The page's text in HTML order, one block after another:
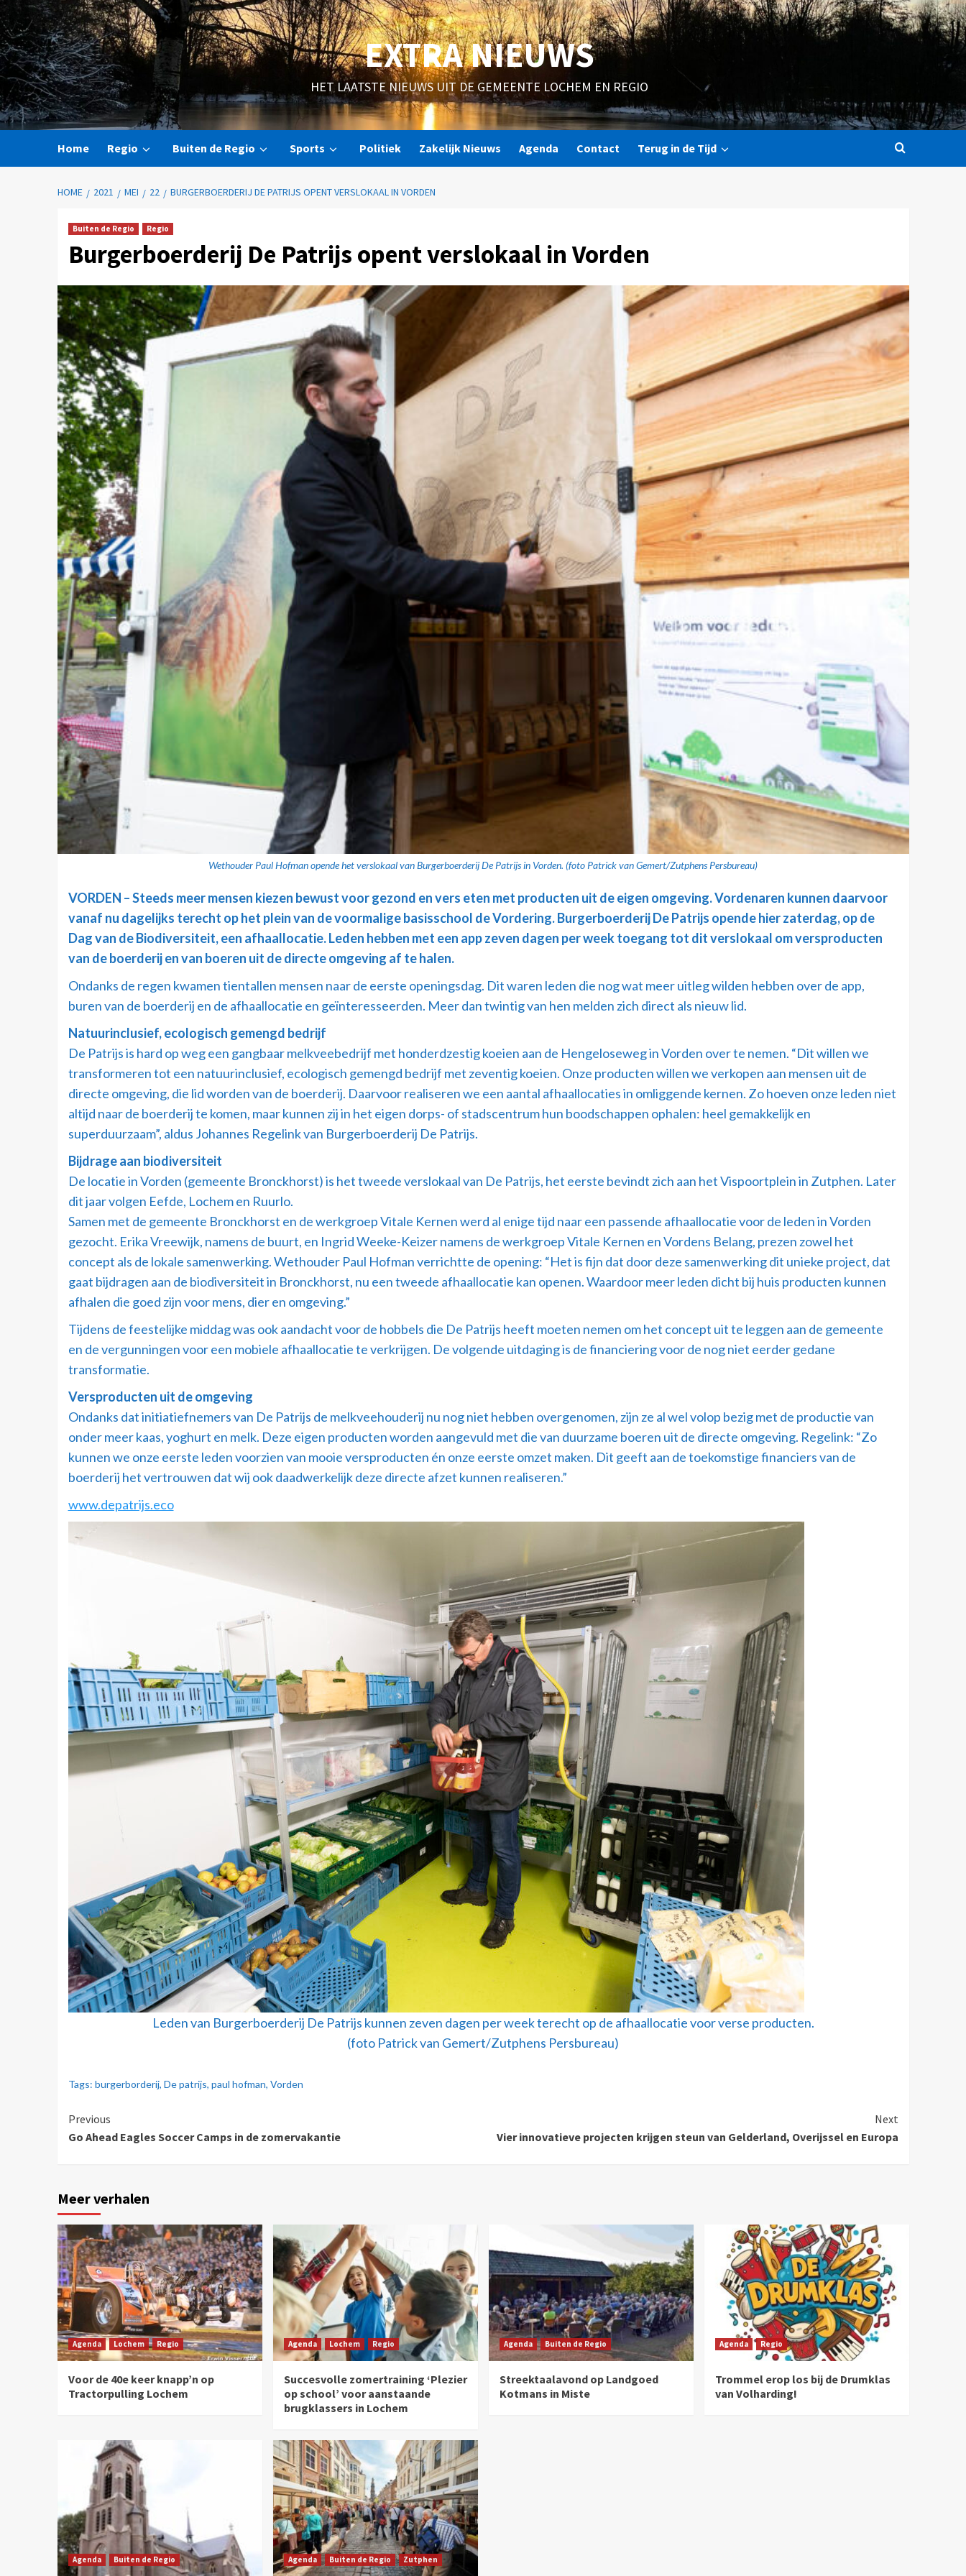
EXTRA NIEUWS
HET LAATSTE NIEUWS UIT DE GEMEENTE LOCHEM EN REGIO
Home Regio Buiten de Regio Sports Politiek Zakelijk Nieuws Agenda Contact Terug in de Tijd
HOME 2021 MEI 22 BURGERBOERDERIJ DE PATRIJS OPENT VERSLOKAAL IN VORDEN
Buiten de Regio Regio
Burgerboerderij De Patrijs opent verslokaal in Vorden
Wethouder Paul Hofman opende het verslokaal van Burgerboerderij De Patrijs in Vorden. (foto Patrick van Gemert/Zutphens Persbureau)
VORDEN – Steeds meer mensen kiezen bewust voor gezond en vers eten met producten uit de eigen omgeving. Vordenaren kunnen daarvoor
vanaf nu dagelijks terecht op het plein van de voormalige basisschool de Vordering. Burgerboerderij De Patrijs opende hier zaterdag, op de
Dag van de Biodiversiteit, een afhaallocatie. Leden hebben met een app zeven dagen per week toegang tot dit verslokaal om versproducten
van de boerderij en van boeren uit de directe omgeving af te halen.
Ondanks de regen kwamen tientallen mensen naar de eerste openingsdag. Dit waren leden die nog wat meer uitleg wilden hebben over de app,
buren van de boerderij en de afhaallocatie en geïnteresseerden. Meer dan twintig van hen melden zich direct als nieuw lid.
Natuurinclusief, ecologisch gemengd bedrijf
De Patrijs is hard op weg een gangbaar melkveebedrijf met honderdzestig koeien aan de Hengeloseweg in Vorden over te nemen. “Dit willen we
transformeren tot een natuurinclusief, ecologisch gemengd bedrijf met zeventig koeien. Onze producten willen we verkopen aan mensen uit de
directe omgeving, die lid worden van de boerderij. Daarvoor realiseren we een aantal afhaallocaties in omliggende kernen. Zo hoeven onze leden niet
altijd naar de boerderij te komen, maar kunnen zij in het eigen dorps- of stadscentrum hun boodschappen ophalen: heel gemakkelijk en
superduurzaam”, aldus Johannes Regelink van Burgerboerderij De Patrijs.
Bijdrage aan biodiversiteit
De locatie in Vorden (gemeente Bronckhorst) is het tweede verslokaal van De Patrijs, het eerste bevindt zich aan het Vispoortplein in Zutphen. Later
dit jaar volgen Eefde, Lochem en Ruurlo.
Samen met de gemeente Bronckhorst en de werkgroep Vitale Kernen werd al enige tijd naar een passende afhaallocatie voor de leden in Vorden
gezocht. Erika Vreewijk, namens de buurt, en Ingrid Weeke-Keizer namens de werkgroep Vitale Kernen en Vordens Belang, prezen zowel het
concept als de lokale samenwerking. Wethouder Paul Hofman verrichtte de opening: “Het is fijn dat door deze samenwerking dit unieke project, dat
gaat bijdragen aan de biodiversiteit in Bronckhorst, nu een tweede afhaallocatie kan openen. Waardoor meer leden dicht bij huis producten kunnen
afhalen die goed zijn voor mens, dier en omgeving.”
Tijdens de feestelijke middag was ook aandacht voor de hobbels die De Patrijs heeft moeten nemen om het concept uit te leggen aan de gemeente
en de vergunningen voor een mobiele afhaallocatie te verkrijgen. De volgende uitdaging is de financiering voor de nog niet eerder gedane
transformatie.
Versproducten uit de omgeving
Ondanks dat initiatiefnemers van De Patrijs de melkveehouderij nu nog niet hebben overgenomen, zijn ze al wel volop bezig met de productie van
onder meer kaas, yoghurt en melk. Deze eigen producten worden aangevuld met die van duurzame boeren uit de directe omgeving. Regelink: “Zo
kunnen we onze eerste leden voorzien van mooie versproducten én onze eerste omzet maken. Dit geeft aan de toekomstige financiers van de
boerderij het vertrouwen dat wij ook daadwerkelijk deze directe afzet kunnen realiseren.”
www.depatrijs.eco
Leden van Burgerboerderij De Patrijs kunnen zeven dagen per week terecht op de afhaallocatie voor verse producten.
(foto Patrick van Gemert/Zutphens Persbureau)
Tags: burgerborderij, De patrijs, paul hofman, Vorden
Previous
Go Ahead Eagles Soccer Camps in de zomervakantie
Next
Vier innovatieve projecten krijgen steun van Gelderland, Overijssel en Europa
Meer verhalen
Agenda Lochem Regio
Voor de 40e keer knapp’n op
Tractorpulling Lochem
Agenda Lochem Regio
Succesvolle zomertraining ‘Plezier
op school’ voor aanstaande
brugklassers in Lochem
Agenda Buiten de Regio
Streektaalavond op Landgoed
Kotmans in Miste
Agenda Regio
Trommel erop los bij de Drumklas
van Volharding!
Agenda Buiten de Regio Agenda Buiten de Regio Zutphen